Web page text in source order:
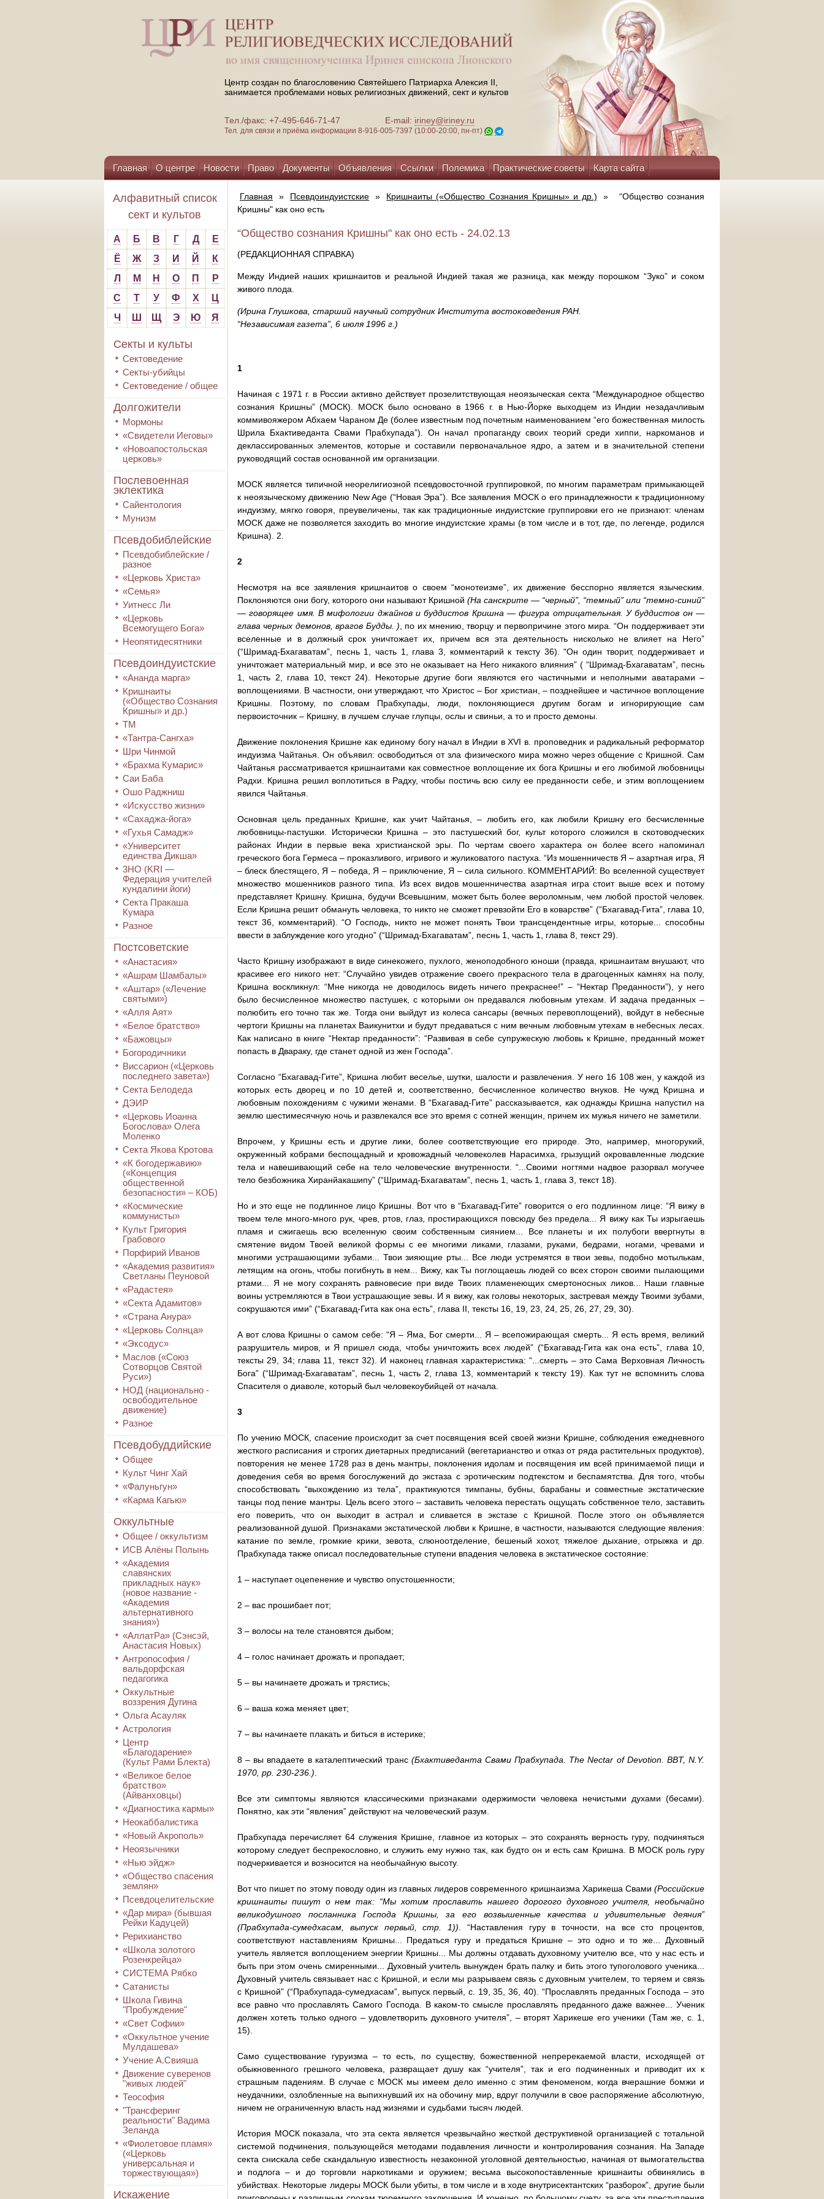
Центр создан по благословению Святейшего Патриарха Алексия II,
занимается проблемами новых религиозных движений, сект и культов
Тел./факс: +7-495-646-71-47 E-mail: iriney@iriney.ru
Тел. для связи и приёма информации 8-916-005-7397 (10:00-20:00, пн-пт)
Главная О центре Новости Право Документы Объявления Ссылки Полемика Практические советы Карта сайта
Помощь центру
Алфавитный список
сект и культов
А Б В Г Д
Е
Ё
Ж З И Й
К
Л
М Н О П
Р
С
Т У Ф Х
Ц
Ч
Ш Щ Э Ю Я
Секты и культы
Сектоведение
Секты-убийцы
Сектоведение / общее
Долгожители
Мормоны
«Свидетели Иеговы»
«Новоапостольская
церковь»
Послевоенная
эклектика
Сайентология
Мунизм
Псевдобиблейские
Псевдобиблейские /
разное
«Церковь Христа»
«Семья»
Уитнесс Ли
«Церковь
Всемогущего Бога»
Неопятидесятники
Псевдоиндуистские
«Ананда марга»
Кришнаиты
(«Общество Сознания
Кришны» и др.)
ТМ
«Тантра-Сангха»
Шри Чинмой
«Брахма Кумарис»
Саи Баба
Ошо Раджниш
«Искусство жизни»
«Сахаджа-йога»
«Гухья Самадж»
«Университет
единства Дикша»
3HO (KRI ―
Федерация учителей
кундалини йоги)
Секта Пракаша
Кумара
Разное
Постсоветские
«Анастасия»
«Ашрам Шамбалы»
«Аштар» («Лечение
святыми»)
«Алля Аят»
«Белое братство»
«Бажовцы»
Богородичники
Виссарион («Церковь
последнего завета»)
Секта Белодеда
ДЭИР
«Церковь Иоанна
Богослова» Олега
Моленко
Секта Якова Кротова
«К богодержавию»
(«Концепция
общественной
безопасности» – КОБ)
«Космические
коммунисты»
Культ Григория
Грабового
Порфирий Иванов
«Академия развития»
Светланы Пеуновой
«Радастея»
«Секта Адамитов»
«Страна Анура»
«Церковь Солнца»
«Эксодус»
Маслов («Союз
Сотворцов Святой
Руси»)
НОД (национально -
освободительное
движение)
Разное
Псевдобуддийские
Общее
Культ Чинг Хай
«Фалуньгун»
«Карма Кагью»
Оккультные
Общее / оккультизм
ИСВ Алёны Полынь
«Академия
славянских
прикладных наук»
(новое название -
«Академия
альтернативного
знания»)
«АллатРа» (Сэнсэй,
Анастасия Новых)
Антропософия /
вальдорфская
педагогика
Оккультные
воззрения Дугина
Ольга Асауляк
Астрология
Центр
«Благодарение»
(Культ Рами Блекта)
«Великое белое
братство»
(Айванховцы)
«Диагностика кармы»
Неокаббалистика
«Новый Акрополь»
Неоязычники
«Нью эйдж»
«Общество спасения
землян»
Псевдоцелительские
«Дар мира» (бывшая
Рейки Кадуцей)
Рерихианство
«Школа золотого
Розенкрейца»
СИСТЕМА Рябко
Сатанисты
Школа Гивина
"Пробуждение"
«Свет Софии»
«Оккультное учение
Мулдашева»
Учение А.Свияша
Движение суверенов
"живых людей"
Теософия
"Трансферинг
реальности" Вадима
Зеланда
«Фиолетовое пламя»
(«Церковь
универсальная и
торжествующая»)
Искажение
Главная » Псевдоиндуистские » Кришнаиты («Общество Сознания Кришны» и др.) »
“Общество сознания
Кришны" как оно есть
“Общество сознания Кришны" как оно есть - 24.02.13
(РЕДАКЦИОННАЯ СПРАВКА)
Между Индией наших кришнаитов и реальной Индией такая же разница, как между порошком “Зуко” и соком
живого плода.
(Ирина Глушкова, старший научный сотрудник Института востоковедения РАН.
“Независимая газета”, 6 июля 1996 г.)
1
Начиная с 1971 г. в России активно действует прозелитствующая неоязыческая секта “Международное общество
сознания Кришны” (МОСК). МОСК было основано в 1966 г. в Нью-Йорке выходцем из Индии незадачливым
коммивояжером Абхаем Чараном Де (более известным под почетным наименованием “его божественная милость
Шрила Бхактиведанта Свами Прабхупада”). Он начал пропаганду своих теорий среди хиппи, наркоманов и
деклассированных элементов, которые и составили первоначальное ядро, а затем и в значительной степени
руководящий состав основанной им организации.
МОСК является типичной неорелигиозной псевдовосточной группировкой, по многим параметрам примыкающей
к неоязыческому движению New Age (“Новая Эра”). Все заявления МОСК о его принадлежности к традиционному
индуизму, мягко говоря, преувеличены, так как традиционные индуистские группировки его не признают: членам
МОСК даже не позволяется заходить во многие индуистские храмы (в том числе и в тот, где, по легенде, родился
Кришна). 2.
2
Несмотря на все заявления кришнаитов о своем “монотеизме”, их движение бесспорно является языческим.
Поклоняются они богу, которого они называют Кришной (На санскрите — “черный”, “темный” или “темно-синий”
— говорящее имя. В мифологии джайнов и буддистов Кришна — фигура отрицательная. У буддистов он —
глава черных демонов, врагов Будды. ) , по их мнению, творцу и первопричине этого мира. “Он поддерживает эти
вселенные и в должный срок уничтожает их, причем вся эта деятельность нисколько не влияет на Него”
(“Шримад-Бхагаватам”, песнь 1, часть 1, глава 3, комментарий к тексту 36). “Он один творит, поддерживает и
уничтожает материальный мир, и все это не оказывает на Него никакого влияния” ( “Шримад-Бхагаватам”, песнь
1, часть 2, глава 10, текст 24). Некоторые другие боги являются его частичными и неполными аватарами –
воплощениями. В частности, они утверждают, что Христос – Бог христиан, – позднейшее и частичное воплощение
Кришны. Поэтому, по словам Прабхупады, люди, поклоняющиеся другим богам и игнорирующие сам
первоисточник – Кришну, в лучшем случае глупцы, ослы и свиньи, а то и просто демоны.
Движение поклонения Кришне как единому богу начал в Индии в XVI в. проповедник и радикальный реформатор
индуизма Чайтанья. Он объявил: освободиться от зла физического мира можно через общение с Кришной. Сам
Чайтанья рассматривается кришнаитами как совместное воплощение их бога Кришны и его любимой любовницы
Радхи. Кришна решил воплотиться в Радху, чтобы постичь всю силу ее преданности себе, и этим воплощением
явился Чайтанья.
Основная цель преданных Кришне, как учит Чайтанья, – любить его, как любили Кришну его бесчисленные
любовницы-пастушки. Исторически Кришна – это пастушеский бог, культ которого сложился в скотоводческих
районах Индии в первые века христианской эры. По чертам своего характера он более всего напоминал
греческого бога Гермеса – проказливого, игривого и жуликоватого пастуха. “Из мошенничеств Я – азартная игра, Я
– блеск блестящего, Я – победа, Я – приключение, Я – сила сильного. КОММЕНТАРИЙ: Во вселенной существует
множество мошенников разного типа. Из всех видов мошенничества азартная игра стоит выше всех и потому
представляет Кришну. Кришна, будучи Всевышним, может быть более вероломным, чем любой простой человек.
Если Кришна решит обмануть человека, то никто не сможет превзойти Его в коварстве” (“Бхагавад-Гита”, глава 10,
текст 36, комментарий). “О Господь, никто не может понять Твои трансцендентные игры, которые... способны
ввести в заблуждение кого угодно” (“Шримад-Бхагаватам”, песнь 1, часть 1, глава 8, текст 29).
Часто Кришну изображают в виде синекожего, пухлого, женоподобного юноши (правда, кришнаитам внушают, что
красивее его никого нет: “Случайно увидев отражение своего прекрасного тела в драгоценных камнях на полу,
Кришна воскликнул: “Мне никогда не доводилось видеть ничего прекраснее!” – “Нектар Преданности”), у него
было бесчисленное множество пастушек, с которыми он предавался любовным утехам. И задача преданных –
полюбить его точно так же. Тогда они выйдут из колеса сансары (вечных перевоплощений), войдут в небесные
чертоги Кришны на планетах Ваикунитхи и будут предаваться с ним вечным любовным утехам в небесных лесах.
Как написано в книге “Нектар преданности”: “Развивая в себе супружескую любовь к Кришне, преданный может
попасть в Двараку, где станет одной из жен Господа”.
Согласно “Бхагавад-Гите”, Кришна любит веселье, шутки, шалости и развлечения. У него 16 108 жен, у каждой из
которых есть дворец и по 10 детей и, соответственно, бесчисленное количество внуков. Не чужд Кришна и
любовным похождениям с чужими женами. В “Бхагавад-Гите” рассказывается, как однажды Кришна напустил на
землю шестимесячную ночь и развлекался все это время с сотней женщин, причем их мужья ничего не заметили.
Впрочем, у Кришны есть и другие лики, более соответствующие его природе. Это, например, многорукий,
окруженный кобрами беспощадный и кровожадный человеколев Нарасимха, грызущий окровавленные людские
тела и навешивающий себе на тело человеческие внутренности. “...Своими ногтями надвое разорвал могучее
тело безбожника Хиранйакашипу” (“Шримад-Бхагаватам”, песнь 1, часть 1, глава 3, текст 18).
Но и это еще не подлинное лицо Кришны. Вот что в “Бхагавад-Гите” говорится о его подлинном лице: “Я вижу в
твоем теле много-много рук, чрев, ртов, глаз, простирающихся повсюду без предела... Я вижу как Ты изрыгаешь
пламя и сжигаешь всю вселенную своим собственным сиянием... Все планеты и их полубоги ввергнуты в
смятение видом Твоей великой формы с ее многими ликами, глазами, руками, бедрами, ногами, чревами и
многими устрашающими зубами... Твои зияющие рты... Все люди устремятся в твои зевы, подобно мотылькам,
летящим на огонь, чтобы погибнуть в нем... Вижу, как Ты поглощаешь людей со всех сторон своими пылающими
ртами... Я не могу сохранять равновесие при виде Твоих пламенеющих смертоносных ликов... Наши главные
воины устремляются в Твои устрашающие зевы. И я вижу, как головы некоторых, застревая между Твоими зубами,
сокрушаются ими” (“Бхагавад-Гита как она есть”, глава II, тексты 16, 19, 23, 24, 25, 26, 27, 29, 30).
А вот слова Кришны о самом себе: “Я – Яма, Бог смерти... Я – всепожирающая смерть... Я есть время, великий
разрушитель миров, и Я пришел сюда, чтобы уничтожить всех людей” (“Бхагавад-Гита как она есть”, глава 10,
тексты 29, 34; глава 11, текст 32). И наконец главная характеристика: “...смерть – это Сама Верховная Личность
Бога” (“Шримад-Бхагаватам”, песнь 1, часть 2, глава 13, комментарий к тексту 19). Как тут не вспомнить слова
Спасителя о диаволе, который был человекоубийцей от начала.
3
По учению МОСК, спасение происходит за счет посвящения всей своей жизни Кришне, соблюдения ежедневного
жесткого расписания и строгих диетарных предписаний (вегетарианство и отказ от ряда растительных продуктов),
повторения не менее 1728 раз в день мантры, поклонения идолам и посвящения им всей принимаемой пищи и
доведения себя во время богослужений до экстаза с эротическим подтекстом и беспамятства. Для того, чтобы
способствовать “выхождению из тела”, практикуются тимпаны, бубны, барабаны и совместные экстатические
танцы под пение мантры. Цель всего этого – заставить человека перестать ощущать собственное тело, заставить
его поверить, что он выходит в астрал и сливается в экстазе с Кришной. После этого он объявляется
реализованной душой. Признаками экстатической любви к Кришне, в частности, называются следующие явления:
катание по земле, громкие крики, зевота, слюноотделение, бешеный хохот, тяжелое дыхание, отрыжка и др.
Прабхупада также описал последовательные ступени впадения человека в экстатическое состояние:
1 – наступает оцепенение и чувство опустошенности;
2 – вас прошибает пот;
3 – волосы на теле становятся дыбом;
4 – голос начинает дрожать и пропадает;
5 – вы начинаете дрожать и трястись;
6 – ваша кожа меняет цвет;
7 – вы начинаете плакать и биться в истерике;
8 – вы впадаете в каталептический транс(Бхактиведанта Свами Прабхупада. The Nectar of Devotion. BBT, N.Y.
1970, pp. 230-236.)
Все эти симптомы являются классическими признаками одержимости человека нечистыми духами (бесами).
Понятно, как эти “явления” действуют на человеческий разум.
Прабхупада перечисляет 64 служения Кришне, главное из которых – это сохранять верность гуру, подчиняться
которому следует беспрекословно, и служить ему нужно так, как будто он и есть сам Кришна. В МОСК роль гуру
подчеркивается и возносится на необычайную высоту.
Вот что пишет по этому поводу один из главных лидеров современного кришнаизма Харикеша Свами (Российские
кришнаиты пишут о нем так: “Мы хотим прославить нашего дорогого духовного учителя, необычайно
великодушного посланника Господа Кришны, за его возвышенные качества и удивительные деяния”
(Прабхупада-сумедхасам, выпуск первый, стр. 1)) . “Наставления гуру в точности, на все сто процентов,
соответствуют наставлениям Кришны... Предаться гуру и предаться Кришне – это одно и то же... Духовный
учитель является воплощением энергии Кришны... Мы должны отдавать духовному учителю все, что у нас есть и
быть при этом очень смиренными... Духовный учитель вынужден брать палку и бить этого тупоголового ученика...
Духовный учитель связывает нас с Кришной, и если мы разрываем связь с духовным учителем, то теряем и связь
с Кришной” (“Прабхупада-сумедхасам”, выпуск первый, с. 19, 35, 36, 40). “Прославлять преданных Господа – это
все равно что прославлять Самого Господа. В каком-то смысле прославлять преданного даже важнее... Ученик
должен хотеть только одного – удовлетворить духовного учителя”, – вторят Харикеше его ученики (Там же, с. 1,
15).
Само существование гуруизма – то есть, по существу, божественной непререкаемой власти, исходящей от
обыкновенного грешного человека, развращает душу как “учителя”, так и его подчиненных и приводит их к
страшным падениям. В случае с МОСК мы имеем дело именно с этим феноменом, когда вчерашние бомжи и
неудачники, озлобленные на выпихнувший их на обочину мир, вдруг получили в свое распоряжение абсолютную,
ничем не ограниченную власть над жизнями и судьбами тысяч людей.
История МОСК показала, что эта секта является чрезвычайно жесткой деструктивной организацией с тотальной
системой подчинения, пользующейся методами подавления личности и контролирования сознания. На Западе
секта снискала себе скандальную известность незаконной уголовной деятельностью, начиная от вымогательства
и подлога – и до торговли наркотиками и оружием; весьма высокопоставленные кришнаиты обвинялись в
убийствах. Некоторые лидеры МОСК были убиты, в том числе и в ходе внутрисектантских “разборок”, другие были